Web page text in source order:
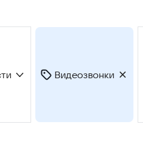
Видеозвонки